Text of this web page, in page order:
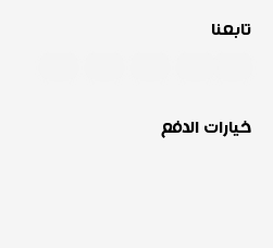
تابعنا
خيارات الدفع